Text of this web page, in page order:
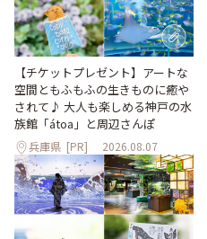
【チケットプレゼント】アートな
空間ともふもふの生きものに癒や
されて♪ 大人も楽しめる神戸の水
族館「átoa」と周辺さんぽ
兵庫県 [PR] 2026.08.07